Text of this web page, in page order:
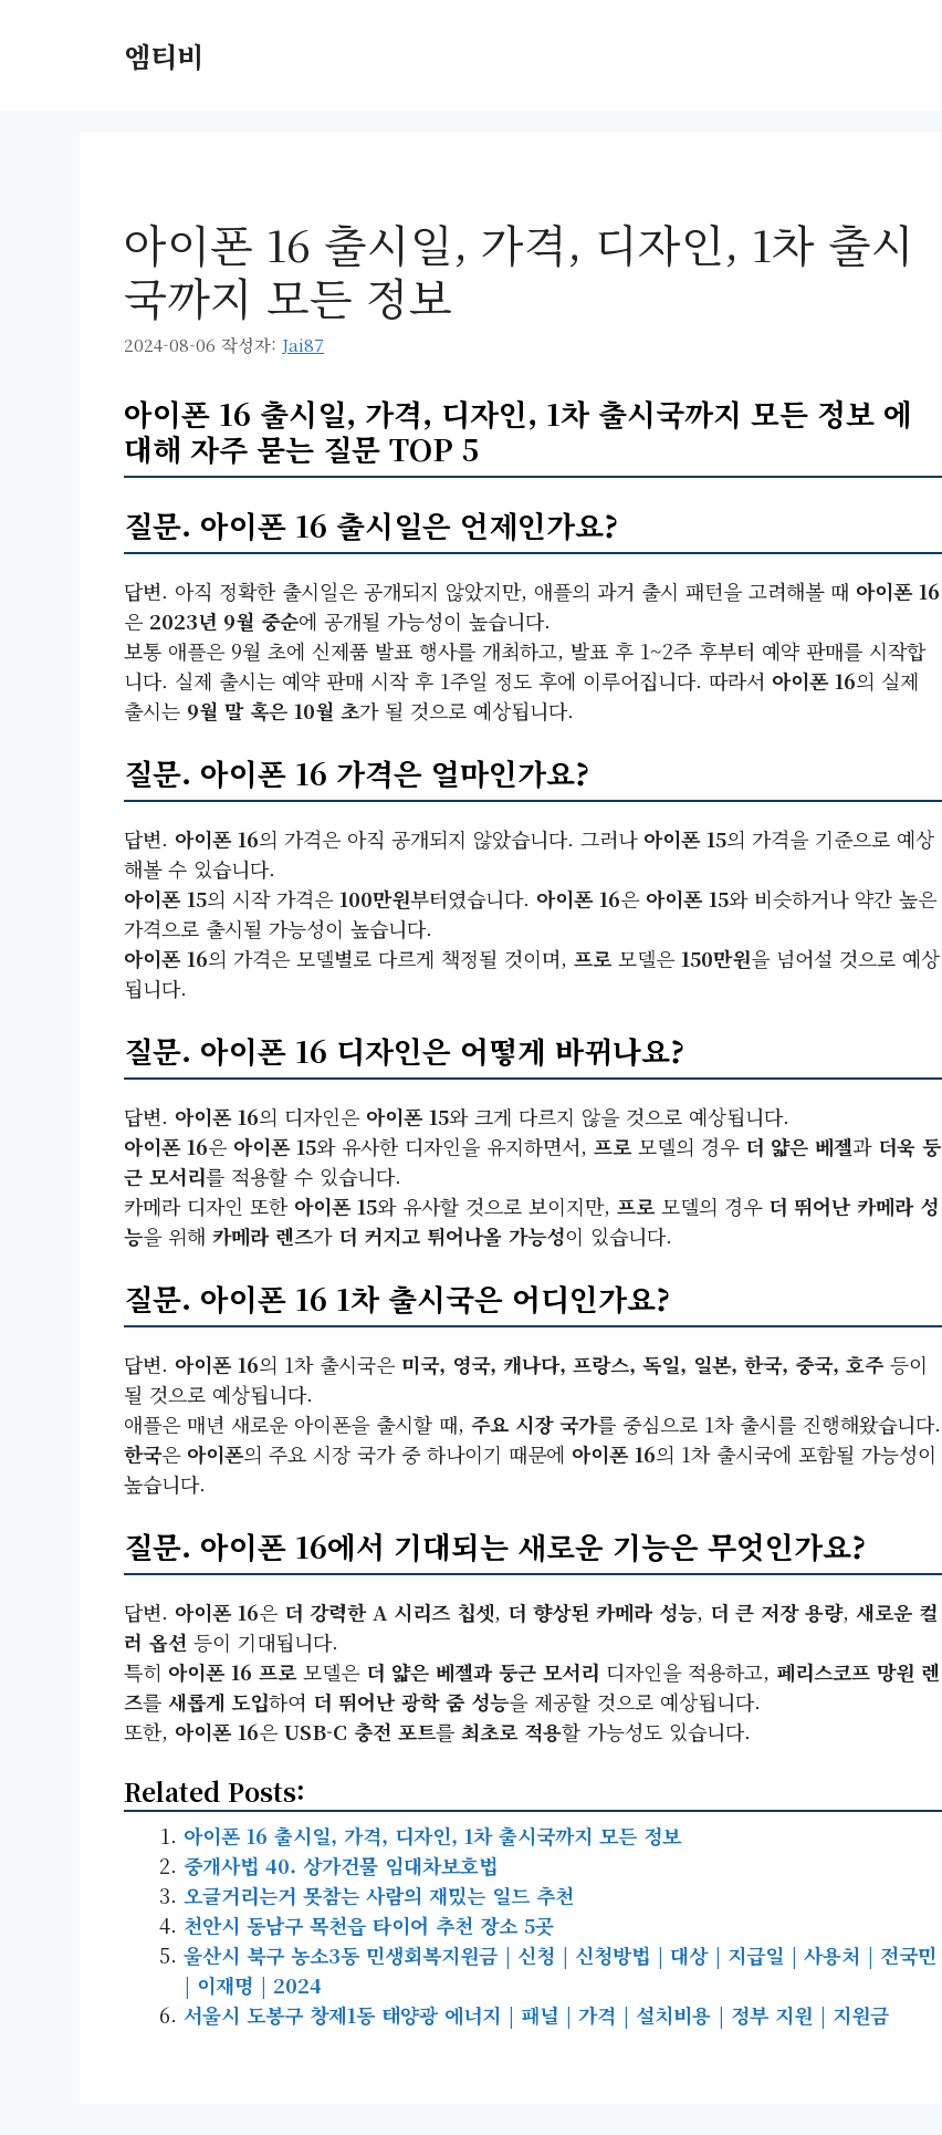
엠티비
아이폰 16 출시일, 가격, 디자인, 1차 출시
국까지 모든 정보
2024-08-06 작성자: Jai87
아이폰 16 출시일, 가격, 디자인, 1차 출시국까지 모든 정보 에
대해 자주 묻는 질문 TOP 5
질문. 아이폰 16 출시일은 언제인가요?
답변. 아직 정확한 출시일은 공개되지 않았지만, 애플의 과거 출시 패턴을 고려해볼 때 아이폰 16
은 2023년 9월 중순에 공개될 가능성이 높습니다.
보통 애플은 9월 초에 신제품 발표 행사를 개최하고, 발표 후 1~2주 후부터 예약 판매를 시작합
니다. 실제 출시는 예약 판매 시작 후 1주일 정도 후에 이루어집니다. 따라서 아이폰 16의 실제
출시는 9월 말 혹은 10월 초가 될 것으로 예상됩니다.
질문. 아이폰 16 가격은 얼마인가요?
답변. 아이폰 16의 가격은 아직 공개되지 않았습니다. 그러나 아이폰 15의 가격을 기준으로 예상
해볼 수 있습니다.
아이폰 15의 시작 가격은100만원부터였습니다. 아이폰 16은 아이폰 15와 비슷하거나 약간 높은
가격으로 출시될 가능성이 높습니다.
아이폰 16의 가격은 모델별로 다르게 책정될 것이며, 프로모델은150만원을 넘어설 것으로 예상
됩니다.
질문. 아이폰 16 디자인은 어떻게 바뀌나요?
답변. 아이폰 16의 디자인은 아이폰 15와 크게 다르지 않을 것으로 예상됩니다.
아이폰 16은 아이폰 15와 유사한 디자인을 유지하면서, 프로모델의 경우 더 얇은 베젤과 더욱 둥
근 모서리를 적용할 수 있습니다.
카메라 디자인 또한 아이폰 15와 유사할 것으로 보이지만, 프로모델의 경우 더 뛰어난 카메라 성
능을 위해 카메라 렌즈가 더 커지고 튀어나올 가능성이 있습니다.
질문. 아이폰 16 1차 출시국은 어디인가요?
답변. 아이폰 16의 1차 출시국은 미국, 영국, 캐나다, 프랑스, 독일, 일본, 한국, 중국, 호주 등이
될 것으로 예상됩니다.
애플은 매년 새로운 아이폰을 출시할 때, 주요 시장 국가를 중심으로 1차 출시를 진행해왔습니다.
한국은 아이폰의 주요 시장 국가 중 하나이기 때문에 아이폰 16의 1차 출시국에 포함될 가능성이
높습니다.
질문. 아이폰 16에서 기대되는 새로운 기능은 무엇인가요?
답변. 아이폰 16은 더 강력한 A 시리즈 칩셋, 더 향상된 카메라 성능, 더 큰 저장 용량, 새로운 컬
러 옵션 등이 기대됩니다.
특히 아이폰 16 프로모델은 더 얇은 베젤과 둥근 모서리 디자인을 적용하고, 페리스코프 망원 렌
즈를 새롭게 도입하여 더 뛰어난 광학 줌 성능을 제공할 것으로 예상됩니다.
또한, 아이폰 16은USB-C 충전 포트를 최초로 적용할 가능성도 있습니다.
Related Posts:
아이폰 16 출시일, 가격, 디자인, 1차 출시국까지 모든 정보
중개사법 40. 상가건물 임대차보호법
오글거리는거 못참는 사람의 재밌는 일드 추천
천안시 동남구 목천읍 타이어 추천 장소 5곳
울산시 북구 농소3동 민생회복지원금 | 신청 | 신청방법 | 대상 | 지급일 | 사용처 | 전국민
| 이재명 | 2024
서울시 도봉구 창제1동 태양광 에너지 | 패널 | 가격 | 설치비용 | 정부 지원 | 지원금